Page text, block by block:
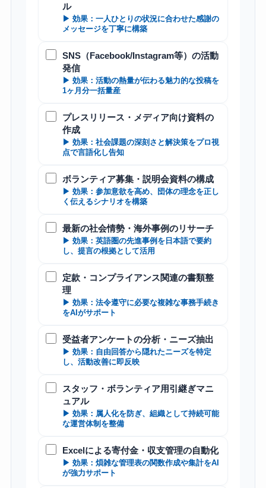
ル
▶ 効果：一人ひとりの状況に合わせた感謝の
メッセージを丁寧に構築
SNS（Facebook/Instagram等）の活動
発信
▶ 効果：活動の熱量が伝わる魅力的な投稿を
1ヶ月分一括量産
プレスリリース・メディア向け資料の
作成
▶ 効果：社会課題の深刻さと解決策をプロ視
点で言語化し告知
ボランティア募集・説明会資料の構成
▶ 効果：参加意欲を高め、団体の理念を正し
く伝えるシナリオを構築
最新の社会情勢・海外事例のリサーチ
▶ 効果：英語圏の先進事例を日本語で要約
し、提言の根拠として活用
定款・コンプライアンス関連の書類整
理
▶ 効果：法令遵守に必要な複雑な事務手続き
をAIがサポート
受益者アンケートの分析・ニーズ抽出
▶ 効果：自由回答から隠れたニーズを特定
し、活動改善に即反映
スタッフ・ボランティア用引継ぎマニ
ュアル
▶ 効果：属人化を防ぎ、組織として持続可能
な運営体制を整備
Excelによる寄付金・収支管理の自動化
▶ 効果：煩雑な管理表の関数作成や集計をAI
が強力サポート